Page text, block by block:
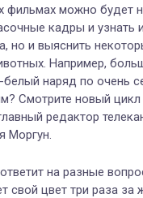
фильмах можно будет
кадры и узнать
но и выяснить
Например,
наряд по очень
Смотрите новый цикл
редактор
Моргун.
на разные
свой цвет три раза за